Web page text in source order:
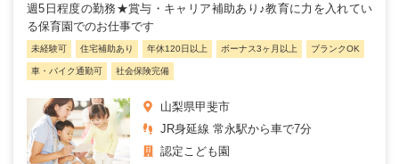
週5日程度の勤務★賞与・キャリア補助あり♪教育に力を入れてい
る保育園でのお仕事です
未経験可 住宅補助あり 年休120日以上 ボーナス3ヶ月以上 ブランクOK
車・バイク通勤可 社会保険完備
山梨県甲斐市
JR身延線 常永駅から車で7分
認定こども園